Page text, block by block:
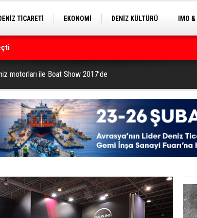
DENİZ TİCARETİ EKONOMİ DENİZ KÜLTÜRÜ
IMO
motorları ile Boat Show 2017’de